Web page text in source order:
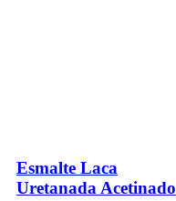
Esmalte Laca
Uretanada Acetinado